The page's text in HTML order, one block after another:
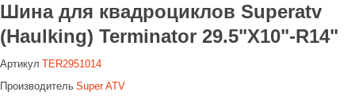
Шина для квадроциклов Superatv
(Haulking) Terminator 29.5"X10"-R14"
Артикул TER2951014
Производитель Super ATV